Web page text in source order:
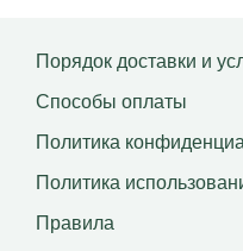
Порядок доставки и
Способы оплаты
Политика
Политика
Правила